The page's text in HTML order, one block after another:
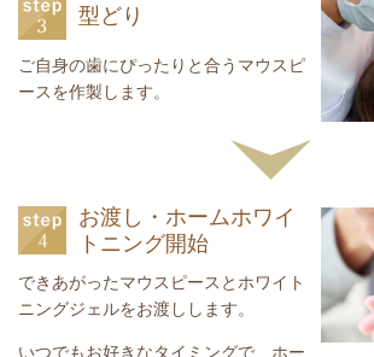
型どり
ご自身の歯にぴったりと合うマウスピ
ースを作製します。
お渡し・ホームホワイ
トニング開始
できあがったマウスピースとホワイト
ニングジェルをお渡しします。
いつでもお好きなタイミングで、ホー